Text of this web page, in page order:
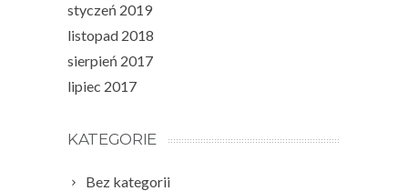
styczeń 2019
listopad 2018
sierpień 2017
lipiec 2017
KATEGORIE
Bez kategorii